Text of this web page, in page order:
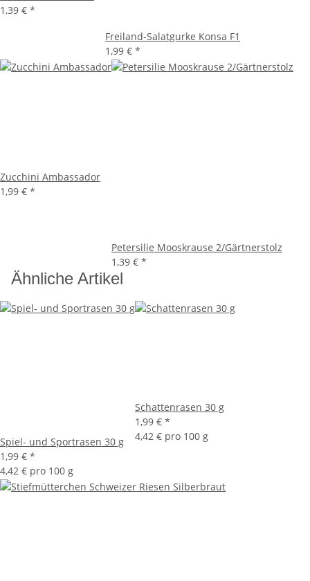
1,39 € *
Freiland-Salatgurke Konsa F1
1,99 € *
Zucchini Ambassador
1,99 € *
Petersilie Mooskrause 2/Gärtnerstolz
1,39 € *
Ähnliche Artikel
Spiel- und Sportrasen 30 g
1,99 € *
4,42 € pro 100 g
Schattenrasen 30 g
1,99 € *
4,42 € pro 100 g